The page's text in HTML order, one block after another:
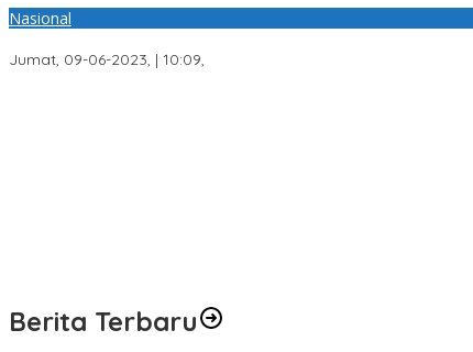
Nasional
Jumat, 09-06-2023, | 10:09,
Berita Terbaru